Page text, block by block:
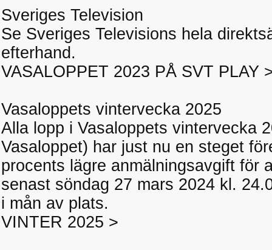
Sveriges Television
Se Sveriges Televisions hela
efterhand.
VASALOPPET 2023 PÅ SVT PLAY
Vasaloppets vintervecka 2025
Alla lopp i Vasaloppets vintervecka
Vasaloppet) har just nu en steget
procents lägre anmälningsavgift för
senast söndag 27 mars 2024 kl.
i mån av plats.
VINTER 2025 >